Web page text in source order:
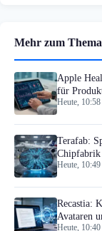
Mehr zum Thema
Apple
für
Heute,
Terafab:
Chipfabrik
Heute,
Recastia:
Avataren
Heute,